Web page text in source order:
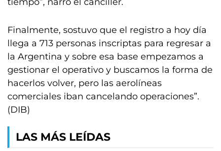
Finalmente, sostuvo que el registro a hoy día
llega a 713 personas inscriptas para regresar a
la Argentina y sobre esa base empezamos a
gestionar el operativo y buscamos la forma de
hacerlos volver, pero las aerolíneas
comerciales iban cancelando operaciones”.
(DIB)
LAS MÁS LEÍDAS